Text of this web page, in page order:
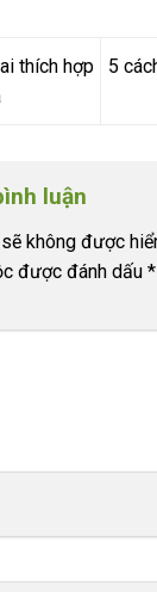
thích hợp
5
luận
không được
được đánh dấu *